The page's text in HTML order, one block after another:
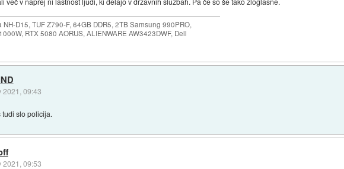
D15, TUF Z790-F, 64GB DDR5, 2TB Samsung 990PRO,
RTX 5080 AORUS, ALIENWARE AW3423DWF, Dell
2021, 09:43
tudi slo policija.
2021, 09:53